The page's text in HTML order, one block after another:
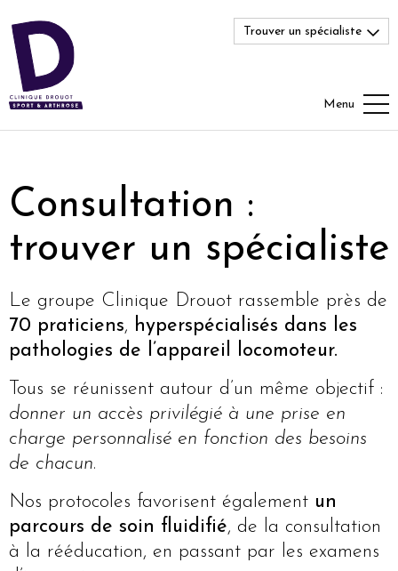
Trouver un spécialiste
Menu
Consultation :
trouver un spécialiste
Le groupe Clinique Drouot rassemble près de
70 praticiens, hyperspécialisés dans les
pathologies de l’appareil locomoteur.
Tous se réunissent autour d’un même objectif :
donner un accès privilégié à une prise en
charge personnalisé en fonction des besoins
de chacun.
Nos protocoles favorisent également un
parcours de soin fluidifié, de la consultation
à la rééducation, en passant par les examens